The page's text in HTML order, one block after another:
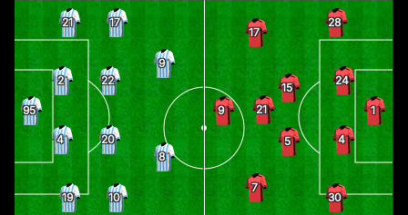
95
21
2
4
19
17
22
20
10
9
8
1
28
24
4
30
15
5
17
21
7
9